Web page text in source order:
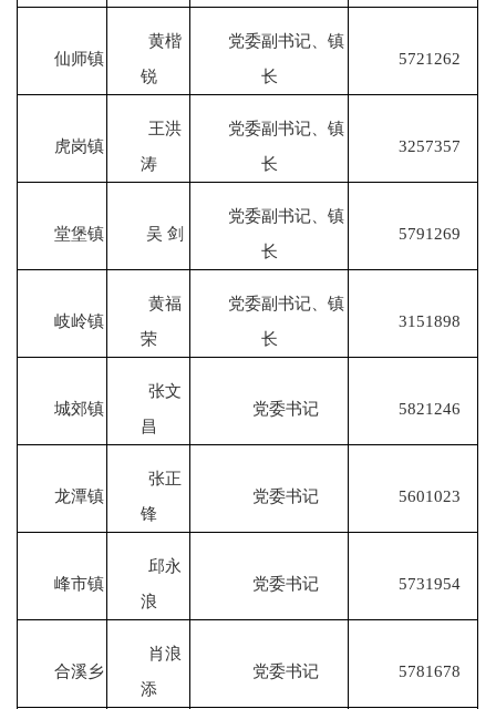
仙师镇
黄楷
锐
党委副书记、镇
长
5721262
虎岗镇
王洪
涛
党委副书记、镇
长
3257357
堂堡镇 吴 剑
党委副书记、镇
长
5791269
岐岭镇
黄福
荣
党委副书记、镇
长
3151898
城郊镇
张文
昌
党委书记 5821246
龙潭镇
张正
锋
党委书记 5601023
峰市镇
邱永
浪
党委书记 5731954
合溪乡
肖浪
添
党委书记 5781678